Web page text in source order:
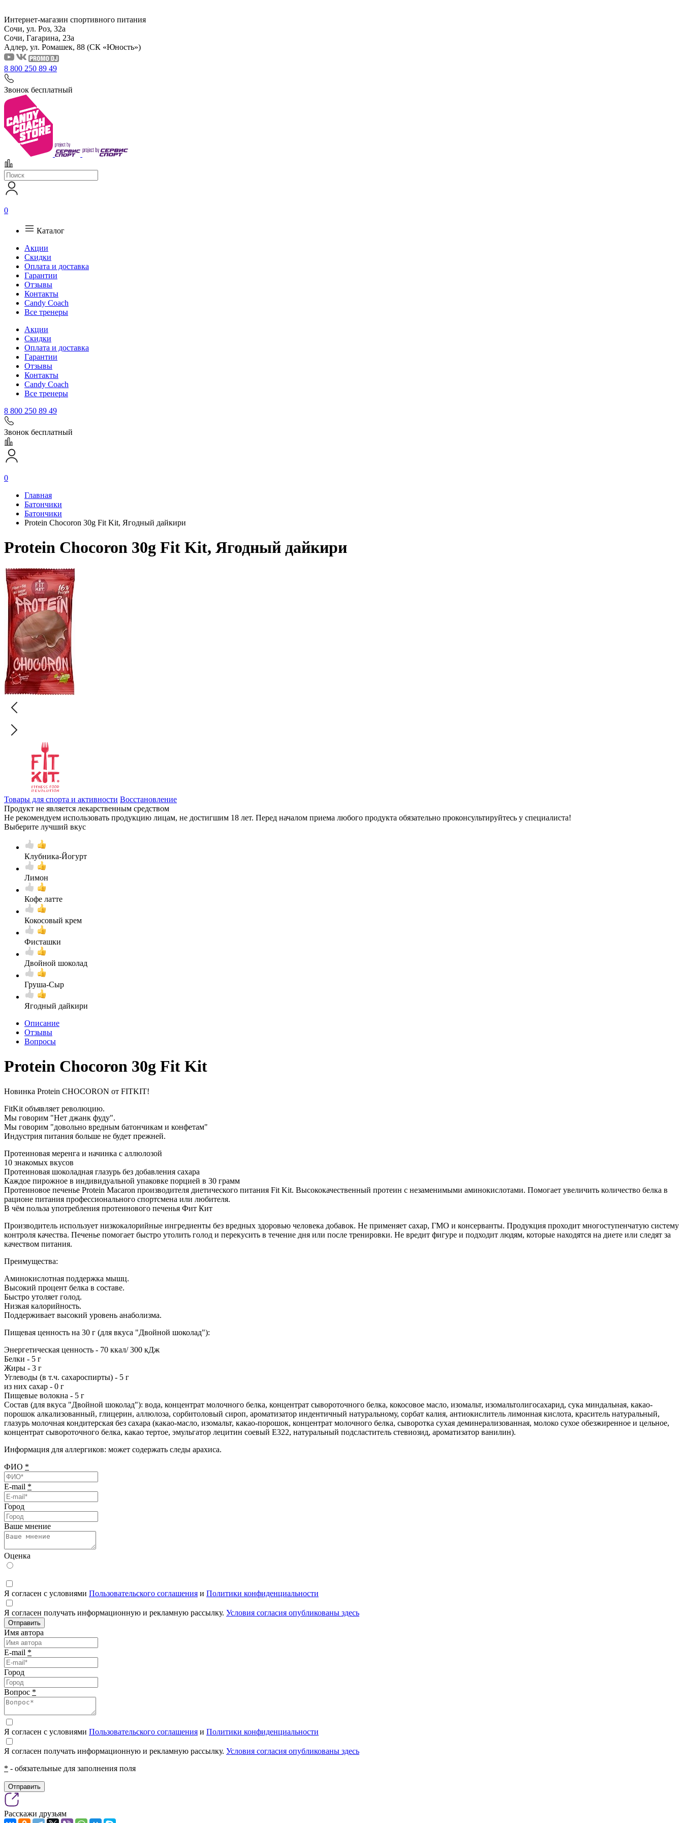
Интернет-магазин спортивного питания
Сочи, ул. Роз, 32а
Сочи, Гагарина, 23а
Адлер, ул. Ромашек, 88 (СК «Юность»)
8 800 250 89 49
Звонок бесплатный
0
Каталог
Акции
Скидки
Оплата и доставка
Гарантии
Отзывы
Контакты
Candy Coach
Все тренеры
Акции
Скидки
Оплата и доставка
Гарантии
Отзывы
Контакты
Candy Coach
Все тренеры
8 800 250 89 49
Звонок бесплатный
0
Главная
Батончики
Батончики
Protein Chocoron 30g Fit Kit, Ягодный дайкири
Protein Chocoron 30g Fit Kit, Ягодный дайкири
Товары для спорта и активности Восстановление
Продукт не является лекарственным средством
Не рекомендуем использовать продукцию лицам, не достигшим 18 лет. Перед началом приема любого продукта обязательно проконсультируйтесь у специалиста!
Выберите лучший вкус
Клубника-Йогурт
Лимон
Кофе латте
Кокосовый крем
Фисташки
Двойной шоколад
Груша-Сыр
Ягодный дайкири
Описание
Отзывы
Вопросы
Protein Chocoron 30g Fit Kit
Новинка Protein CHOCORON от FITKIT!
FitKit объявляет революцию.
Мы говорим "Нет джанк фуду".
Мы говорим "довольно вредным батончикам и конфетам"
Индустрия питания больше не будет прежней.
Протеиновая меренга и начинка с аллюлозой
10 знакомых вкусов
Протеиновая шоколадная глазурь без добавления сахара
Каждое пирожное в индивидуальной упаковке порцией в 30 грамм
Протеиновое печенье Protein Macaron производителя диетического питания Fit Kit. Высококачественный протеин с незаменимыми аминокислотами. Помогает увеличить количество белка в
рационе питания профессионального спортсмена или любителя.
В чём польза употребления протеинового печенья Фит Кит
Производитель использует низкокалорийные ингредиенты без вредных здоровью человека добавок. Не применяет сахар, ГМО и консерванты. Продукция проходит многоступенчатую систему
контроля качества. Печенье помогает быстро утолить голод и перекусить в течение дня или после тренировки. Не вредит фигуре и подходит людям, которые находятся на диете или следят за
качеством питания.
Преимущества:
Аминокислотная поддержка мышц.
Высокий процент белка в составе.
Быстро утоляет голод.
Низкая калорийность.
Поддерживает высокий уровень анаболизма.
Пищевая ценность на 30 г (для вкуса "Двойной шоколад"):
Энергетическая ценность - 70 ккал/ 300 кДж
Белки - 5 г
Жиры - 3 г
Углеводы (в т.ч. сахароспирты) - 5 г
из них сахар - 0 г
Пищевые волокна - 5 г
Состав (для вкуса "Двойной шоколад"): вода, концентрат молочного белка, концентрат сывороточного белка, кокосовое масло, изомальт, изомальтолигосахарид, сука миндальная, какао-
порошок алкализованный, глицерин, аллюлоза, сорбитоловый сироп, ароматизатор индентичный натуральному, сорбат калия, антиокислитель лимонная кислота, краситель натуральный,
глазурь молочная кондитерская без сахара (какао-масло, изомальт, какао-порошок, концентрат молочного белка, сыворотка сухая деминерализованная, молоко сухое обезжиренное и цельное,
концентрат сывороточного белка, какао тертое, эмульгатор лецитин соевый Е322, натуральный подсластитель стевиозид, ароматизатор ванилин).
Информация для аллергиков: может содержать следы арахиса.
ФИО *
E-mail *
Город
Ваше мнение
Оценка
Я согласен с условиями Пользовательского соглашения и Политики конфиденциальности
Я согласен получать информационную и рекламную рассылку. Условия согласия опубликованы здесь
Отправить
Имя автора
E-mail *
Город
Вопрос *
Я согласен с условиями Пользовательского соглашения и Политики конфиденциальности
Я согласен получать информационную и рекламную рассылку. Условия согласия опубликованы здесь
* - обязательные для заполнения поля
Отправить
Расскажи друзьям